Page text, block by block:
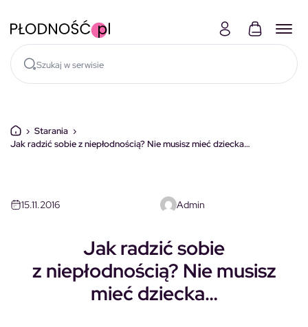
› Starania ›
Jak radzić sobie z niepłodnością? Nie musisz mieć dziecka…
15.11.2016 Admin
Jak radzić sobie
z niepłodnością? Nie musisz
mieć dziecka…